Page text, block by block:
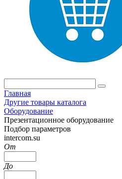
Главная
Другие товары каталога
Оборудование
Презентационное оборудование
Подбор параметров
intercom.su
От
До